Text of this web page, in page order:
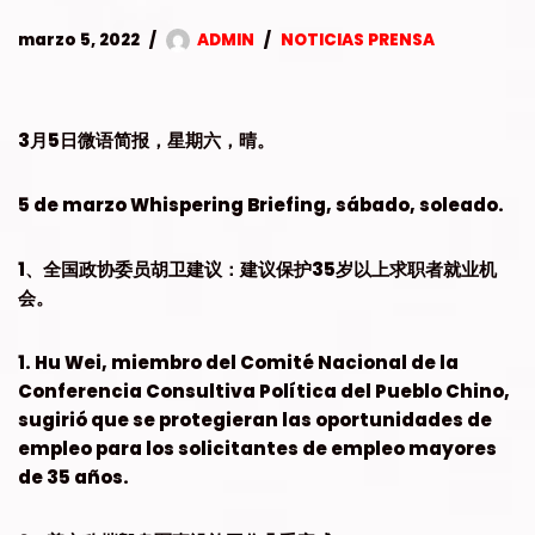
marzo 5, 2022 ADMIN NOTICIAS PRENSA
3月5日微语简报，星期六，晴。
5 de marzo Whispering Briefing, sábado, soleado.
1、全国政协委员胡卫建议：建议保护35岁以上求职者就业机
会。
1. Hu Wei, miembro del Comité Nacional de la
Conferencia Consultiva Política del Pueblo Chino,
sugirió que se protegieran las oportunidades de
empleo para los solicitantes de empleo mayores
de 35 años.